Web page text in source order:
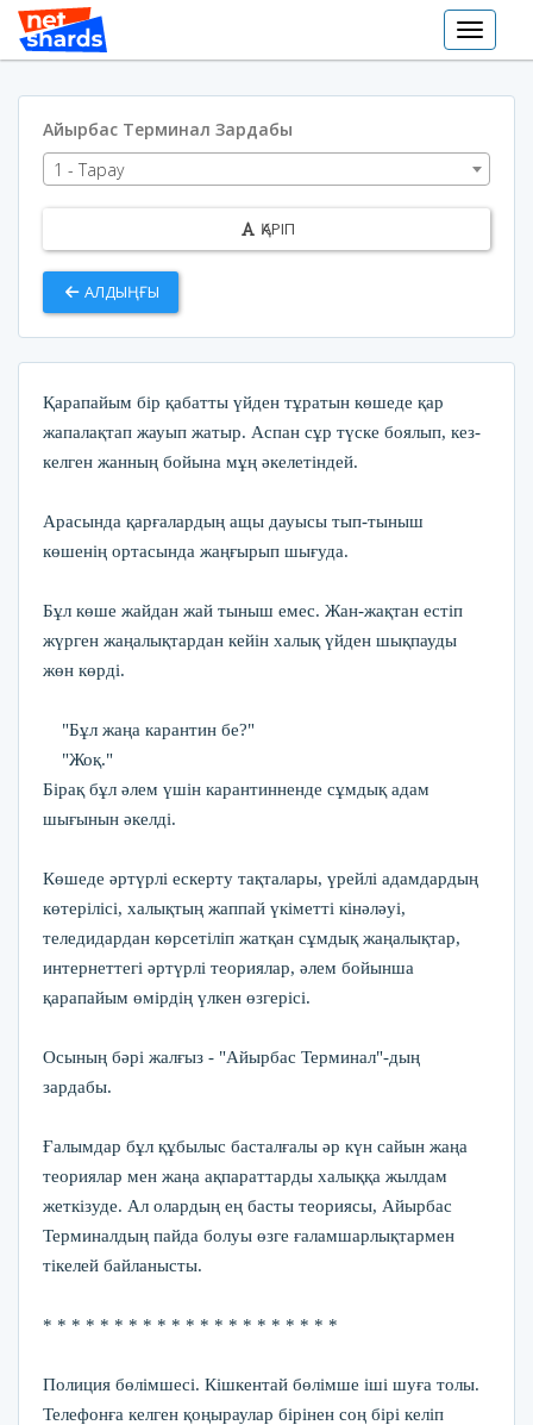
Toggle
Айырбас Терминал Зардабы
1 - Тарау
ҚАРІП
АЛДЫҢҒЫ
Қарапайым бір қабатты үйден тұратын көшеде қар
жапалақтап жауып жатыр. Аспан сұр түске боялып, кез-
келген жанның бойына мұң әкелетіндей.
Арасында қарғалардың ащы дауысы тып-тыныш
көшенің ортасында жаңғырып шығуда.
Бұл көше жайдан жай тыныш емес. Жан-жақтан естіп
жүрген жаңалықтардан кейін халық үйден шықпауды
жөн көрді.
"Бұл жаңа карантин бе?"
"Жоқ."
Бірақ бұл әлем үшін карантинненде сұмдық адам
шығынын әкелді.
Көшеде әртүрлі ескерту тақталары, үрейлі адамдардың
көтерілісі, халықтың жаппай үкіметті кінәләуі,
теледидардан көрсетіліп жатқан сұмдық жаңалықтар,
интернеттегі әртүрлі теориялар, әлем бойынша
қарапайым өмірдің үлкен өзгерісі.
Осының бәрі жалғыз - "Айырбас Терминал"-дың
зардабы.
Ғалымдар бұл құбылыс басталғалы әр күн сайын жаңа
теориялар мен жаңа ақпараттарды халыққа жылдам
жеткізуде. Ал олардың ең басты теориясы, Айырбас
Терминалдың пайда болуы өзге ғаламшарлықтармен
тікелей байланысты.
* * * * * * * * * * * * * * * * * * * * *
Полиция бөлімшесі. Кішкентай бөлімше іші шуға толы.
Телефонға келген қоңыраулар бірінен соң бірі келіп